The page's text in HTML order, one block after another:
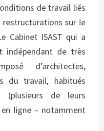
de travail liés
sur le
Cabinet ISAST qui a
indépendant de très
d’architectes,
du travail, habitués
(plusieurs de leurs
ligne – notamment